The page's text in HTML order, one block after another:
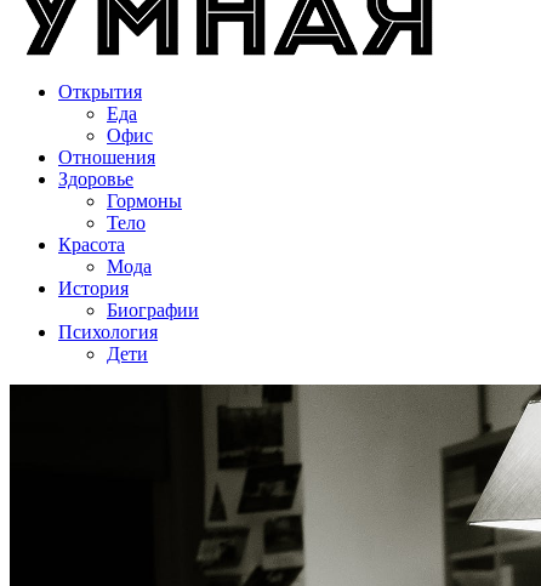
Открытия
Еда
Офис
Отношения
Здоровье
Гормоны
Тело
Красота
Мода
История
Биографии
Психология
Дети